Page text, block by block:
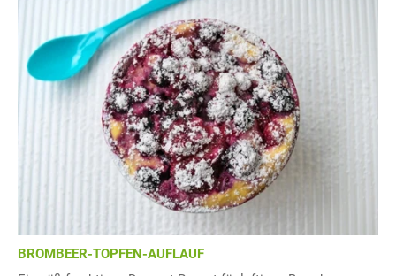
BROMBEER-TOPFEN-AUFLAUF